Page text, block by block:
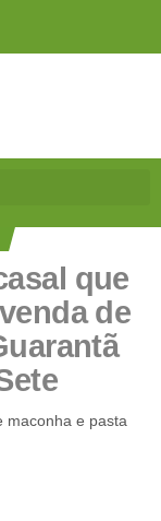
que
de
maconha e pasta